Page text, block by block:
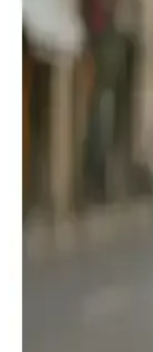
İki popüler erkek
Classics'in hafif ve
itici montu
Lufian Luc
Assn Siyah
Bu makalede,
montlarının
detaylı
Dewberry
Ml Henry Coat
Dewberry M8640
özellikleri, kullanıcı